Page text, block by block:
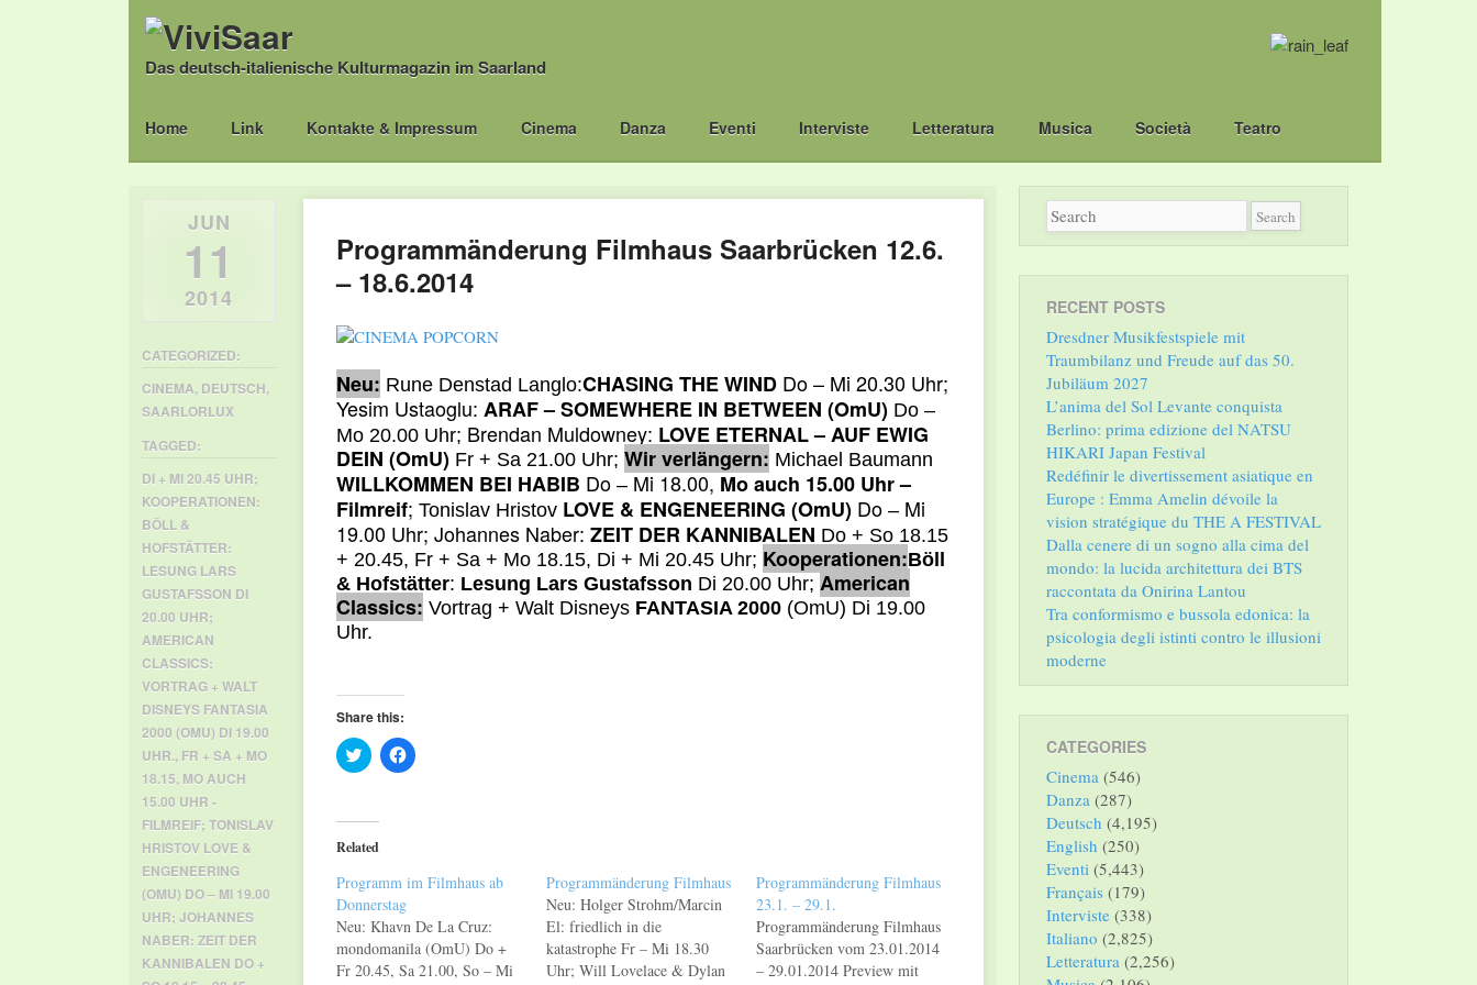
Das deutsch-italienische Kulturmagazin im Saarland
Main menu
Skip
Home Link Kontakte & Impressum Cinema Danza Eventi Interviste Letteratura Musica Società Teatro
Programmänderung Filmhaus Saarbrücken 12.6.
– 18.6.2014
Neu: Rune Denstad Langlo:CHASING THE WIND Do – Mi 20.30 Uhr;
Yesim Ustaoglu: ARAF – SOMEWHERE IN BETWEEN (OmU) Do –
Mo 20.00 Uhr; Brendan Muldowney: LOVE ETERNAL – AUF EWIG
DEIN (OmU) Fr + Sa 21.00 Uhr; Wir verlängern: Michael Baumann
WILLKOMMEN BEI HABIB Do –Mi 18.00,Mo auch 15.00 Uhr –
Filmreif; Tonislav Hristov LOVE & ENGENEERING (OmU)Do – Mi
19.00 Uhr; Johannes Naber: ZEIT DER KANNIBALEN Do + So 18.15
+ 20.45, Fr + Sa + Mo 18.15, Di + Mi 20.45 Uhr; Kooperationen:Böll
& Hofstätter: Lesung Lars Gustafsson Di 20.00 Uhr; American
Classics: Vortrag + Walt Disneys FANTASIA 2000(OmU) Di 19.00
Uhr.
Share this:
Click
to
(Opens
in
new
Click
to
Related
Programm im Filmhaus ab
Donnerstag
Neu: Khavn De La Cruz:
mondomanila (OmU) Do +
Fr 20.45, Sa 21.00, So – Mi
Programmänderung Filmhaus
Neu: Holger Strohm/Marcin
El: friedlich in die
katastrophe Fr – Mi 18.30
Uhr; Will Lovelace & Dylan
Programmänderung Filmhaus
23.1. – 29.1.
Programmänderung Filmhaus
Saarbrücken vom 23.01.2014
– 29.01.2014 Preview mit
JUN
11
2014
CATEGORIZED:
CINEMA, DEUTSCH,
SAARLORLUX
TAGGED:
DI + MI 20.45 UHR;
KOOPERATIONEN:
BÖLL &
HOFSTÄTTER:
LESUNG LARS
GUSTAFSSON DI
20.00 UHR;
AMERICAN
CLASSICS:
VORTRAG + WALT
DISNEYS FANTASIA
2000 (OMU) DI 19.00
UHR., FR + SA + MO
18.15, MO AUCH
15.00 UHR -
FILMREIF; TONISLAV
HRISTOV LOVE &
ENGENEERING
(OMU) DO – MI 19.00
UHR; JOHANNES
NABER: ZEIT DER
KANNIBALEN DO +
RECENT POSTS
Dresdner Musikfestspiele mit
Traumbilanz und Freude auf das 50.
Jubiläum 2027
L’anima del Sol Levante conquista
Berlino: prima edizione del NATSU
HIKARI Japan Festival
Redéfinir le divertissement asiatique en
Europe : Emma Amelin dévoile la
vision stratégique du THE A FESTIVAL
Dalla cenere di un sogno alla cima del
mondo: la lucida architettura dei BTS
raccontata da Onirina Lantou
Tra conformismo e bussola edonica: la
psicologia degli istinti contro le illusioni
moderne
CATEGORIES
Cinema (546)
Danza (287)
Deutsch (4,195)
English (250)
Eventi (5,443)
Français (179)
Interviste (338)
Italiano (2,825)
Letteratura (2,256)